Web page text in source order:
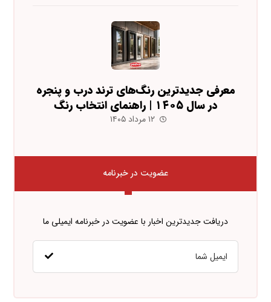
معرفی جدیدترین رنگ‌های ترند درب و پنجره
در سال ۱۴۰۵ | راهنمای انتخاب رنگ
۱۲ مرداد ۱۴۰۵
عضویت در خبرنامه
دریافت جدیدترین اخبار با عضویت در خبرنامه ایمیلی ما